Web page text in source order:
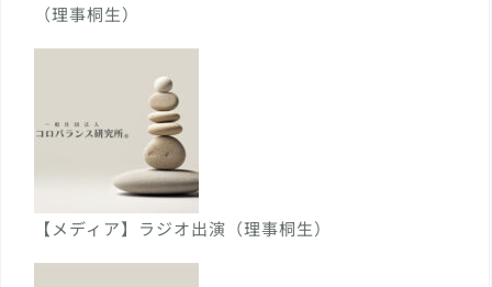
（理事桐生）
【メディア】ラジオ出演（理事桐生）